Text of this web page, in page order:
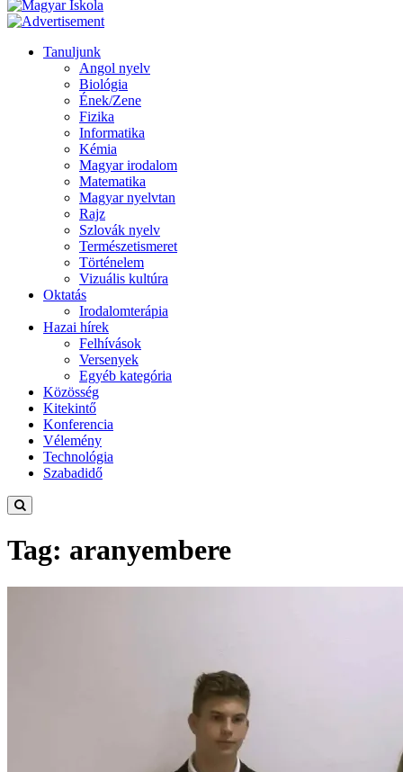
Tanuljunk
Angol nyelv
Biológia
Ének/Zene
Fizika
Informatika
Kémia
Magyar irodalom
Matematika
Magyar nyelvtan
Rajz
Szlovák nyelv
Természetismeret
Történelem
Vizuális kultúra
Oktatás
Irodalomterápia
Hazai hírek
Felhívások
Versenyek
Egyéb kategória
Közösség
Kitekintő
Konferencia
Vélemény
Technológia
Szabadidő
Tag: aranyembere